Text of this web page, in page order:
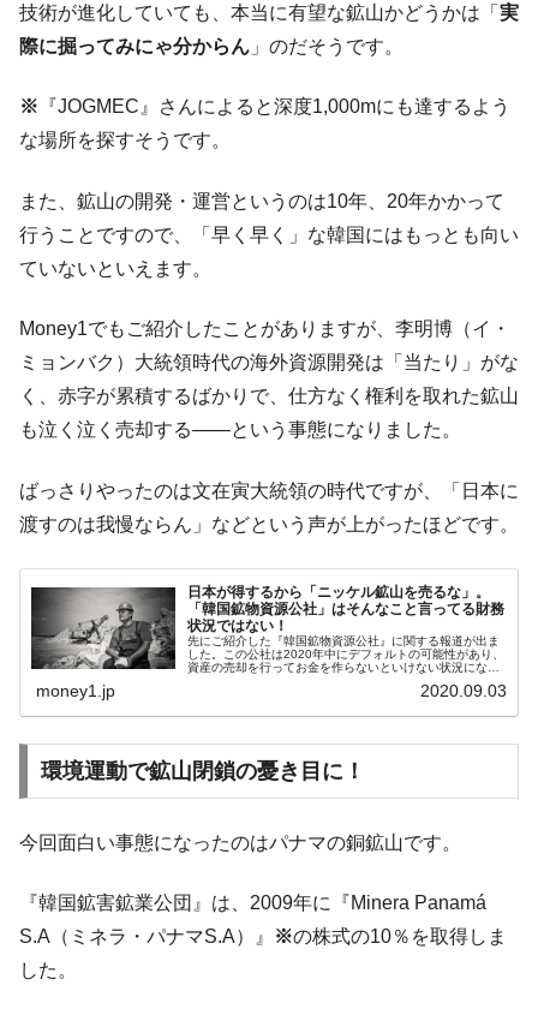
韓国･外為取引量「1日当たり1,214.4億ド
ル」まで拡大 ⇒ 海外資金の動きに強く左右される状態
『Money1』
韓国･帰ってきた李在明。李在明を支持しな
い「50.5％」に上昇
た ⇒ 国家が行った恐るべき株価操作であり、空前の国政壟
断
動」
『Money1』
中国だけが鉄鋼輸出を異常増加させる ⇒ 中
国の過剰生産が世界を蝕む。
『Money1』
韓国製造業「半導体絶好調」のウラで他業
ン』1人当たり賠償10万ウォンを認定 ⇒ 総額3兆7,000億
『Money1』 韓国で猛暑。南東部では干ばつ
「KDDX」1番艦、2032年竣工と公示
『Money1』
【対日本円】ウォン安が急進！ 日米の協調
に韓国がいっちょがみしたのでは。
『Money1』
韓国政府『BYD』車への補助金を全廃 ⇒ 実
は韓国で『BYD』車は売れている。6カ月で対前年同期比
1.9倍！
『Money1』
在韓米国大使スティールが着韓！⇒ さっそ
ドを掲げる「在韓反米勢力」
ータセンター整備」⇒ だから無理だってば。
『Money1』
JPモルガン「韓国レバレッジETFの清算は
ほぼ終わった」
韓国『国民年金公団』株価暴落で200兆蒸
技術が進化していても、本当に有望な鉱山かどうかは「 実
際に掘ってみにゃ分からん 」のだそうです。
※ 『JOGMEC』さんによると深度1,000mにも達するよう
な場所を探すそうです。
また、鉱山の開発・運営というのは10年、20年かかって
行うことですので、「早く早く」な韓国にはもっとも向い
ていないといえます。
Money1でもご紹介したことがありますが、李明博（イ・
ミョンバク）大統領時代の海外資源開発は「当たり」がな
く、赤字が累積するばかりで、仕方なく権利を取れた鉱山
も泣く泣く売却する――という事態になりました。
ばっさりやったのは文在寅大統領の時代ですが、「日本に
渡すのは我慢ならん」などという声が上がったほどです。
日本が得するから「ニッケル鉱山を売るな」。
「韓国鉱物資源公社」はそんなこと言ってる財務
状況ではない！
先にご紹介した『韓国鉱物資源公社』に関する報道が出ま
した。この公社は2020年中にデフォルトの可能性があり、
資産の売却を行ってお金を作らないといけない状況になっ
money1.jp 2020.09.03
環境運動で鉱山閉鎖の憂き目に！
今回面白い事態になったのはパナマの銅鉱山です。
『韓国鉱害鉱業公団』は、2009年に『Minera Panamá
S.A（ミネラ・パナマS.A）』
※の株式の10％を取得しま
した。